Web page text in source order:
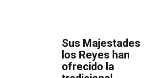
​Sus Majestades
los Reyes han
ofrecido la